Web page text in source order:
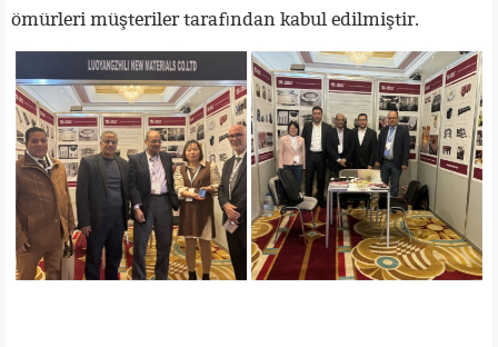
ömürleri müşteriler tarafından kabul edilmiştir.